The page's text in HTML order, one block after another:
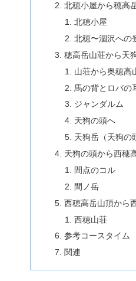
北穂小屋から穂高
北穂小屋
北穂〜涸沢への
穂高岳山荘から天
山荘から奥穂高
馬の背とロバの
ジャンダルム
天狗の頭へ
天狗岳（天狗の
天狗の頭から西穂
間点のコル
間ノ岳
西穂高岳山頂から
西穂山荘
参考コースタイム
関連